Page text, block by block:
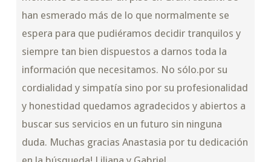
han esmerado más de lo que normalmente se
espera para que pudiéramos decidir tranquilos y
siempre tan bien dispuestos a darnos toda la
información que necesitamos. No sólo.por su
cordialidad y simpatía sino por su profesionalidad
y honestidad quedamos agradecidos y abiertos a
buscar sus servicios en un futuro sin ninguna
duda. Muchas gracias Anastasia por tu dedicación